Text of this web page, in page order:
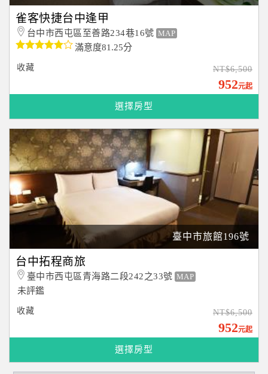
雀客快捷台中逢甲
台中市西屯區至善路234巷16號 MAP
滿意度81.25分
收藏 NT$6,500
952元起
選擇房型
臺中市旅館196號
台中拓程商旅
臺中市西屯區青海路二段242之33號 MAP
未評鑑
收藏 NT$6,500
952元起
選擇房型